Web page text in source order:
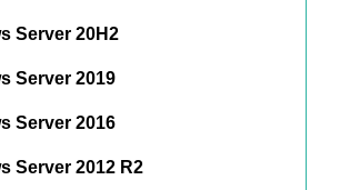
Server 20H2
Server 2019
Server 2016
Server 2012 R2